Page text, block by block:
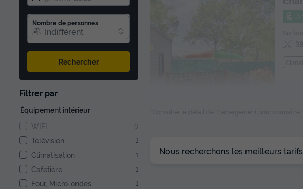
Nombre de personnes
Indifférent
Rechercher
Filtrer par
Équipement intérieur
WIFI
0
Télévision 1
Climatisation 1
Cafetière 1
Four, Micro-ondes 1
Nous recherchons les meilleurs tarifs